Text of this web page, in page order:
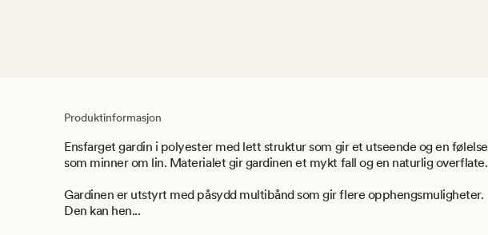
Produktinformasjon
Ensfarget gardin i polyester med lett struktur som gir et utseende og en følelse
som minner om lin. Materialet gir gardinen et mykt fall og en naturlig overflate.
Gardinen er utstyrt med påsydd multibånd som gir flere opphengsmuligheter.
Den kan hen...